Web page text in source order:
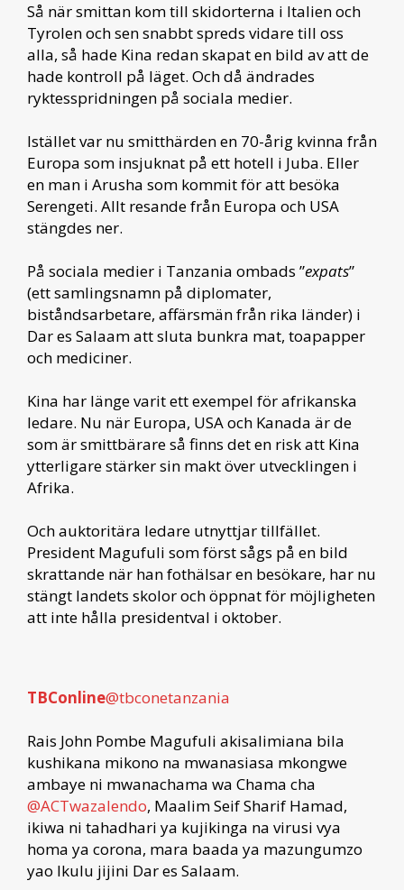
Så när smittan kom till skidorterna i Italien och
Tyrolen och sen snabbt spreds vidare till oss
alla, så hade Kina redan skapat en bild av att de
hade kontroll på läget. Och då ändrades
ryktesspridningen på sociala medier.
Istället var nu smitthärden en 70-årig kvinna från
Europa som insjuknat på ett hotell i Juba. Eller
en man i Arusha som kommit för att besöka
Serengeti. Allt resande från Europa och USA
stängdes ner.
På sociala medier i Tanzania ombads ”expats”
(ett samlingsnamn på diplomater,
biståndsarbetare, affärsmän från rika länder) i
Dar es Salaam att sluta bunkra mat, toapapper
och mediciner.
Kina har länge varit ett exempel för afrikanska
ledare. Nu när Europa, USA och Kanada är de
som är smittbärare så finns det en risk att Kina
ytterligare stärker sin makt över utvecklingen i
Afrika.
Och auktoritära ledare utnyttjar tillfället.
President Magufuli som först sågs på en bild
skrattande när han fothälsar en besökare, har nu
stängt landets skolor och öppnat för möjligheten
att inte hålla presidentval i oktober.
TBConline@tbconetanzania
Rais John Pombe Magufuli akisalimiana bila
kushikana mikono na mwanasiasa mkongwe
ambaye ni mwanachama wa Chama cha
@ACTwazalendo, Maalim Seif Sharif Hamad,
ikiwa ni tahadhari ya kujikinga na virusi vya
homa ya corona, mara baada ya mazungumzo
yao Ikulu jijini Dar es Salaam.